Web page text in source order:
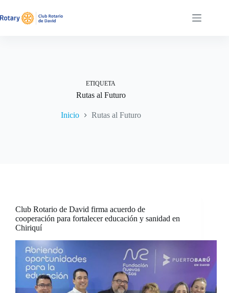
al
contenido
ETIQUETA
Rutas al Futuro
Inicio Rutas al Futuro
Club Rotario de David firma acuerdo de
cooperación para fortalecer educación y sanidad en
Chiriquí